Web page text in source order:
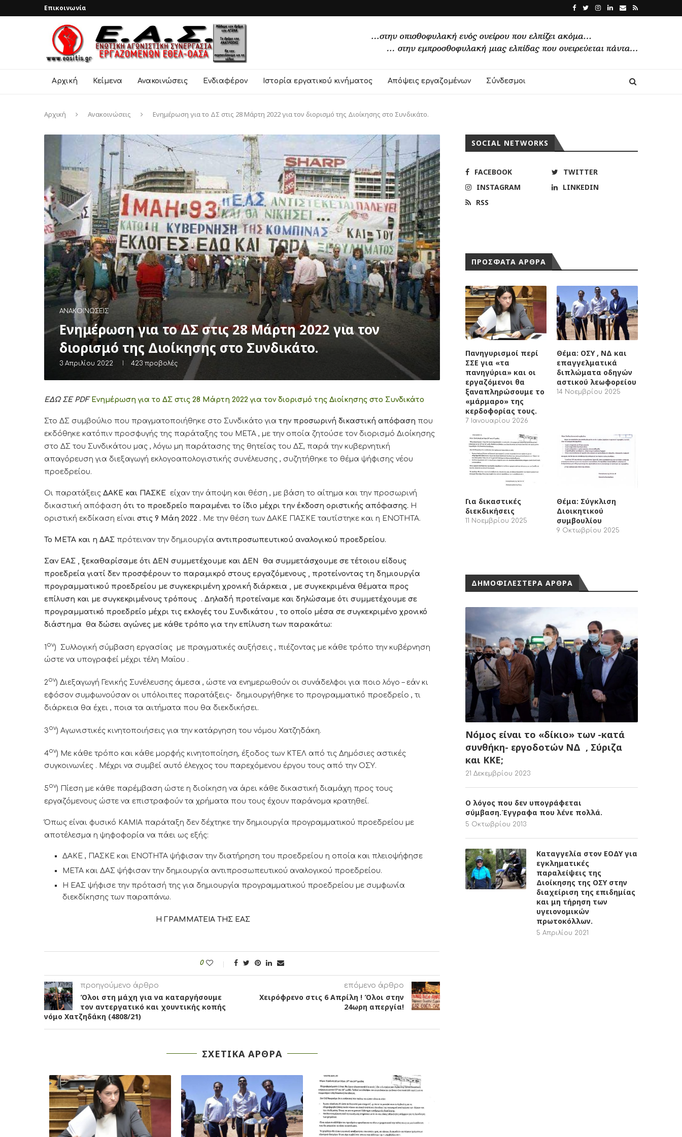
Επικοινωνία
Αρχική Κείμενα Ανακοινώσεις Ενδιαφέρον Ιστορία εργατικού κινήματος Απόψεις εργαζομένων Σύνδεσμοι
Αρχική Ανακοινώσεις Ενημέρωση για το ΔΣ στις 28 Μάρτη 2022 για τον διορισμό της Διοίκησης στο Συνδικάτο.
ΑΝΑΚΟΙΝΏΣΕΙΣ
Ενημέρωση για το ΔΣ στις 28 Μάρτη 2022 για τον
διορισμό της Διοίκησης στο Συνδικάτο.
3 Απριλίου 2022 423 προβολές
ΕΔΩ ΣΕ PDF Ενημέρωση για το ΔΣ στις 28 Μάρτη 2022 για τον διορισμό της Διοίκησης στο Συνδικάτο
Στο ΔΣ συμβούλιο που πραγματοποιήθηκε στο Συνδικάτο για την προσωρινή δικαστική απόφαση που
εκδόθηκε κατόπιν προσφυγής της παράταξης του ΜΕΤΑ , με την οποία ζητούσε τον διορισμό Διοίκησης
στο ΔΣ του Συνδικάτου μας , λόγω μη παράτασης της θητείας του ΔΣ, παρά την κυβερνητική
απαγόρευση για διεξαγωγή εκλογοαπολογιστικής συνέλευσης , συζητήθηκε το θέμα ψήφισης νέου
προεδρείου.
Οι παρατάξεις ΔΑΚΕ και ΠΑΣΚΕ είχαν την άποψη και θέση , με βάση το αίτημα και την προσωρινή
δικαστική απόφαση ότι το προεδρείο παραμένει το ίδιο μέχρι την έκδοση οριστικής απόφασης. Η
οριστική εκδίκαση είναι στις 9 Μάη 2022 . Με την θέση των ΔΑΚΕ ΠΑΣΚΕ ταυτίστηκε και η ΕΝΟΤΗΤΑ.
Το ΜΕΤΑ και η ΔΑΣ πρότειναν την δημιουργία αντιπροσωπευτικού αναλογικού προεδρείου.
Σαν ΕΑΣ , ξεκαθαρίσαμε ότι ΔΕΝ συμμετέχουμε και ΔΕΝ θα συμμετάσχουμε σε τέτοιου είδους
προεδρεία γιατί δεν προσφέρουν το παραμικρό στους εργαζόμενους , προτείνοντας τη δημιουργία
προγραμματικού προεδρείου με συγκεκριμένη χρονική διάρκεια , με συγκεκριμένα θέματα προς
επίλυση και με συγκεκριμένους τρόπους . Δηλαδή προτείναμε και δηλώσαμε ότι συμμετέχουμε σε
προγραμματικό προεδρείο μέχρι τις εκλογές του Συνδικάτου , το οποίο μέσα σε συγκεκριμένο χρονικό
διάστημα θα δώσει αγώνες με κάθε τρόπο για την επίλυση των παρακάτω:
1 ον) Συλλογική σύμβαση εργασίας με πραγματικές αυξήσεις , πιέζοντας με κάθε τρόπο την κυβέρνηση
ώστε να υπογραφεί μέχρι τέλη Μαΐου .
2ον) Διεξαγωγή Γενικής Συνέλευσης άμεσα , ώστε να ενημερωθούν οι συνάδελφοι για ποιο λόγο – εάν κι
εφόσον συμφωνούσαν οι υπόλοιπες παρατάξεις- δημιουργήθηκε το προγραμματικό προεδρείο , τι
διάρκεια θα έχει , ποια τα αιτήματα που θα διεκδικήσει.
3ον) Αγωνιστικές κινητοποιήσεις για την κατάργηση του νόμου Χατζηδάκη.
4ον) Με κάθε τρόπο και κάθε μορφής κινητοποίηση, έξοδος των ΚΤΕΛ από τις Δημόσιες αστικές
συγκοινωνίες . Μέχρι να συμβεί αυτό έλεγχος του παρεχόμενου έργου τους από την ΟΣΥ.
5ον) Πίεση με κάθε παρέμβαση ώστε η διοίκηση να άρει κάθε δικαστική διαμάχη προς τους
εργαζόμενους ώστε να επιστραφούν τα χρήματα που τους έχουν παράνομα κρατηθεί.
Όπως είναι φυσικό ΚΑΜΙΑ παράταξη δεν δέχτηκε την δημιουργία προγραμματικού προεδρείου με
αποτέλεσμα η ψηφοφορία να πάει ως εξής:
ΔΑΚΕ , ΠΑΣΚΕ και ΕΝΟΤΗΤΑ ψήφισαν την διατήρηση του προεδρείου η οποία και πλειοψήφησε
ΜΕΤΑ και ΔΑΣ ψήφισαν την δημιουργία αντιπροσωπευτικού αναλογικού προεδρείου.
Η ΕΑΣ ψήφισε την πρότασή της για δημιουργία προγραμματικού προεδρείου με συμφωνία
διεκδίκησης των παραπάνω.
Η ΓΡΑΜΜΑΤΕΙΑ ΤΗΣ ΕΑΣ
0
προηγούμενο άρθρο
Όλοι στη μάχη για να καταργήσουμε
τον αντεργατικό και χουντικής κοπής
νόμο Χατζηδάκη (4808/21)
επόμενο άρθρο
Χειρόφρενο στις 6 Απρίλη ! Όλοι στην
24ωρη απεργία!
ΣΧΕΤΙΚΑ ΑΡΘΡΑ
SOCIAL NETWORKS
FACEBOOK
TWITTER
INSTAGRAM
LINKEDIN
RSS
ΠΡΟΣΦΑΤΑ ΑΡΘΡΑ
Πανηγυρισμοί περί
ΣΣΕ για «τα
πανηγύρια» και οι
εργαζόμενοι θα
ξαναπληρώσουμε το
«μάρμαρο» της
κερδοφορίας τους.
7 Ιανουαρίου 2026
Θέμα: ΟΣΥ , ΝΔ και
επαγγελματικά
διπλώματα οδηγών
αστικού λεωφορείου
14 Νοεμβρίου 2025
Για δικαστικές
διεκδικήσεις
11 Νοεμβρίου 2025
Θέμα: Σύγκλιση
Διοικητικού
συμβουλίου
9 Οκτωβρίου 2025
ΔΗΜΟΦΙΛΕΣΤΕΡΑ ΑΡΘΡΑ
Νόμος είναι το «δίκιο» των -κατά
συνθήκη- εργοδοτών ΝΔ , Σύριζα
και ΚΚΕ;
21 Δεκεμβρίου 2023
Ο λόγος που δεν υπογράφεται
σύμβαση.Έγγραφα που λένε πολλά.
5 Οκτωβρίου 2013
Καταγγελία στον ΕΟΔΥ για
εγκληματικές
παραλείψεις της
Διοίκησης της ΟΣΥ στην
διαχείριση της επιδημίας
και μη τήρηση των
υγειονομικών
πρωτοκόλλων.
5 Απριλίου 2021